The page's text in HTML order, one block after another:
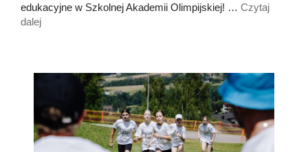
edukacyjne w Szkolnej Akademii Olimpijskiej! … Czytaj
dalej